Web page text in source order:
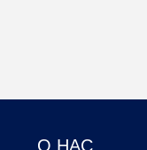
О НАС